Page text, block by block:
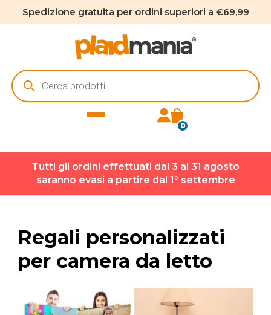
Spedizione gratuita per ordini superiori a €69,99
Ricerca
prodotti
0
Tutti gli ordini effettuati dal 3 al 31 agosto
saranno evasi a partire dal 1° settembre
Regali personalizzati
per camera da letto